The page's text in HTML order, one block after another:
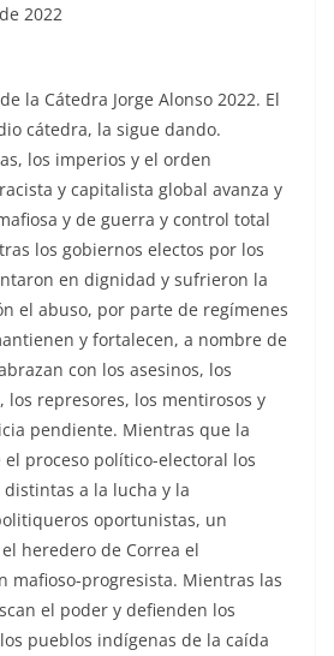
2022
la Cátedra Jorge Alonso 2022. El
cátedra, la sigue dando.
los imperios y el orden
y capitalista global avanza y
y de guerra y control total
los gobiernos electos por los
en dignidad y sufrieron la
el abuso, por parte de regímenes
y fortalecen, a nombre de
con los asesinos, los
los represores, los mentirosos y
pendiente. Mientras que la
el proceso político-electoral los
a la lucha y la
oportunistas, un
heredero de Correa el
mafioso-progresista. Mientras las
el poder y defienden los
pueblos indígenas de la caída